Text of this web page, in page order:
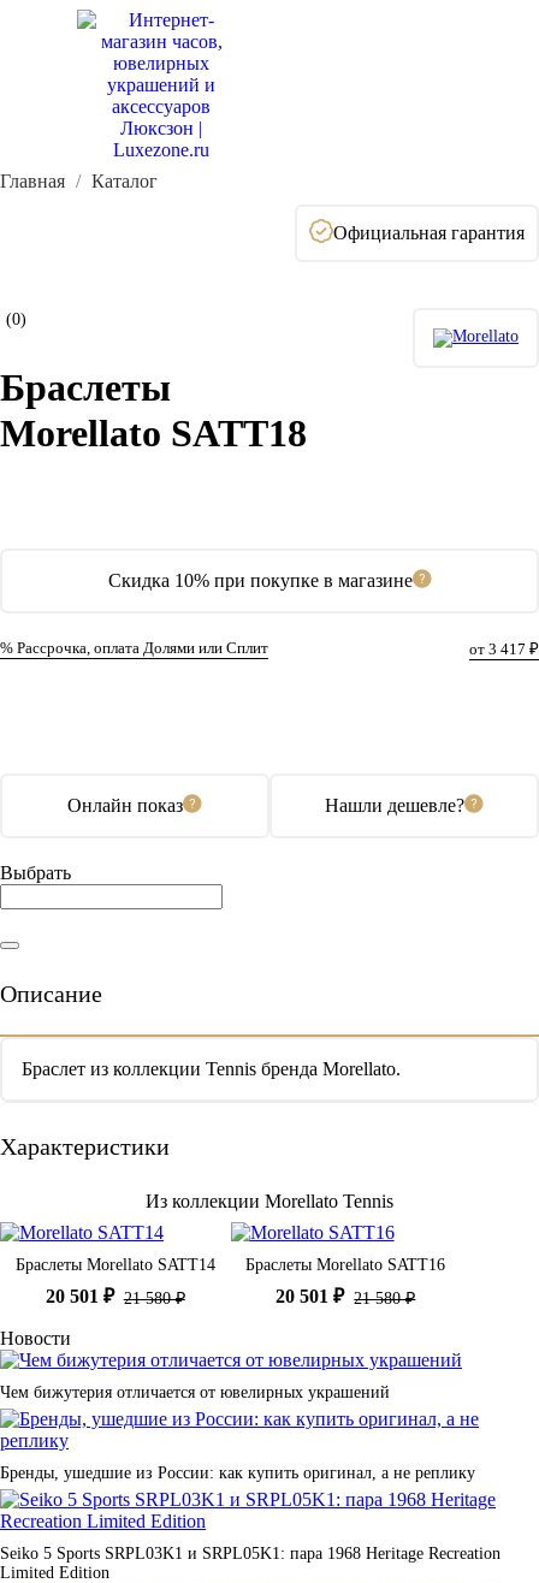
Главная Каталог
Официальная гарантия
(0)
Скидка 10% при покупке в магазине
% Рассрочка, оплата Долями или Сплит от 3 417 ₽
Браслеты
Morellato SATT18
Онлайн показ Нашли дешевле?
Выбрать
Описание
Браслет из коллекции Tennis бренда Morellato.
Характеристики
Из коллекции Morellato Tennis
Браслеты Morellato SATT14
20 501 ₽ 21 580 ₽
Браслеты Morellato SATT16
20 501 ₽ 21 580 ₽
Новости
Чем бижутерия отличается от ювелирных украшений
Бренды, ушедшие из России: как купить оригинал, а не реплику
Seiko 5 Sports SRPL03K1 и SRPL05K1: пара 1968 Heritage Recreation
Limited Edition